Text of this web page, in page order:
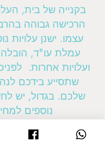
בקנייה של בית,
הרכישה גבוהה
עצמו. ישנן עלויות
עמלת עו"ד,
ועלויות אחרות.
שתסייע בידכם
נוספים